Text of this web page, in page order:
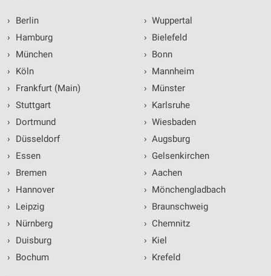
›
Berlin
›
Hamburg
›
München
›
Köln
›
Frankfurt (Main)
› Stuttgart
›
Dortmund
›
Düsseldorf
›
Essen
›
Bremen
›
Hannover
›
Leipzig
›
Nürnberg
›
Duisburg
›
Bochum
› Wuppertal
› Bielefeld
› Bonn
› Mannheim
› Münster
› Karlsruhe
› Wiesbaden
› Augsburg
› Gelsenkirchen
› Aachen
› Mönchengladbach
› Braunschweig
› Chemnitz
› Kiel
› Krefeld
Quellen
Entwicklung und Verbesserung der Angebote
Inhalten
IAB-Besonderheiten:
Verwendung genauer Standortdaten
Geräte anhand von aktiv angeforderten
Nicht-IAB-Verarbeitungszwecke:
Notwendig
Performance
Funktional
Werbung